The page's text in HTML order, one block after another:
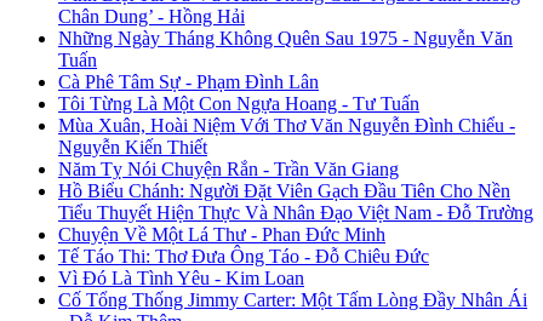
Chân Dung’ - Hồng Hải
Những Ngày Tháng Không Quên Sau 1975 - Nguyễn Văn
Tuấn
Cà Phê Tâm Sự - Phạm Đình Lân
Tôi Từng Là Một Con Ngựa Hoang - Tư Tuấn
Mùa Xuân, Hoài Niệm Với Thơ Văn Nguyễn Đình Chiểu -
Nguyễn Kiến Thiết
Năm Tỵ Nói Chuyện Rắn - Trần Văn Giang
Hồ Biểu Chánh: Người Đặt Viên Gạch Đầu Tiên Cho Nền
Tiểu Thuyết Hiện Thực Và Nhân Đạo Việt Nam - Đỗ Trường
Chuyện Về Một Lá Thư - Phan Đức Minh
Tế Táo Thi: Thơ Đưa Ông Táo - Đỗ Chiêu Đức
Vì Đó Là Tình Yêu - Kim Loan
Cố Tổng Thống Jimmy Carter: Một Tấm Lòng Đầy Nhân Ái